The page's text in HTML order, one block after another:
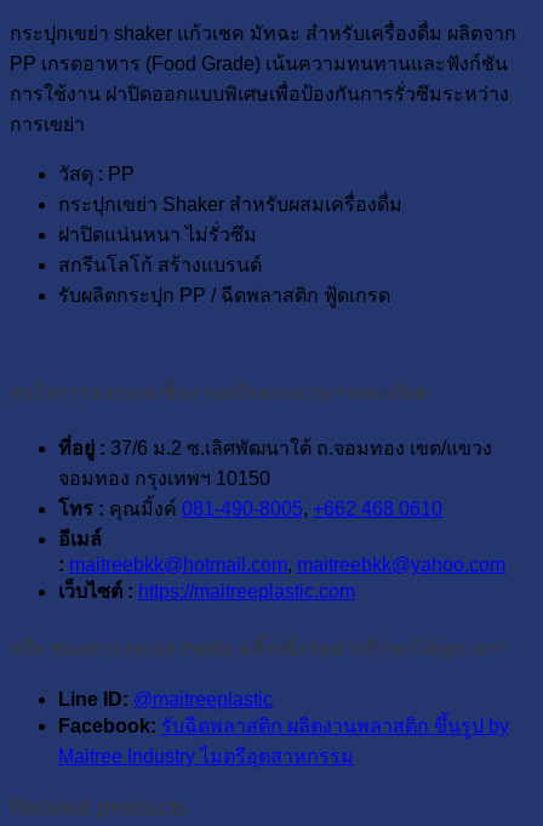
กระปุกเขย่า shaker แก้วเชค มัทฉะ สำหรับเครื่องดื่ม ผลิตจาก
PP เกรดอาหาร (Food Grade) เน้นความทนทานและฟังก์ชัน
การใช้งาน ฝาปิดออกแบบพิเศษเพื่อป้องกันการรั่วซึมระหว่าง
การเขย่า
วัสดุ : PP
กระปุกเขย่า Shaker สำหรับผสมเครื่องดื่ม
ฝาปิดแน่นหนา ไม่รั่วซึม
สกรีนโลโก้ สร้างแบรนด์
รับผลิตกระปุก PP / ฉีดพลาสติก ฟู้ดเกรด
สนใจการออกแบบชิ้นงานหรือสอบถามรายละเอียด
ที่อยู่ : 37/6 ม.2 ซ.เลิศพัฒนาใต้ ถ.จอมทอง เขต/แขวง
จอมทอง กรุงเทพฯ 10150
โทร : คุณมิ้งค์ 081-490-8005, +662 468 0610
อีเมล์
: maitreebkk@hotmail.com, maitreebkk@yahoo.com
เว็บไซต์ : https://maitreeplastic.com
หรือ ช่องทาง social media คลิ๊กเพื่อรับคำปรึกษาได้ทุกเวลา!
Line ID: @maitreeplastic
Facebook: รับฉีดพลาสติก ผลิตงานพลาสติก ขึ้นรูป by
Maitree Industry ไมตรีอุตสาหกรรม
Related products